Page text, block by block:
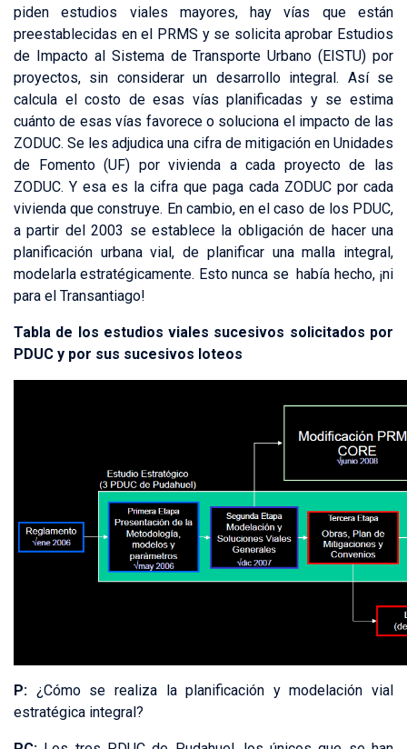
piden estudios viales mayores, hay vías que están
preestablecidas en el PRMS y se solicita aprobar Estudios
de Impacto al Sistema de Transporte Urbano (EISTU) por
proyectos, sin considerar un desarrollo integral. Así se
calcula el costo de esas vías planificadas y se estima
cuánto de esas vías favorece o soluciona el impacto de las
ZODUC. Se les adjudica una cifra de mitigación en Unidades
de Fomento (UF) por vivienda a cada proyecto de las
ZODUC. Y esa es la cifra que paga cada ZODUC por cada
vivienda que construye. En cambio, en el caso de los PDUC,
a partir del 2003 se establece la obligación de hacer una
planificación urbana vial, de planificar una malla integral,
modelarla estratégicamente. Esto nunca se había hecho, ¡ni
para el Transantiago!
Tabla de los estudios viales sucesivos solicitados por
PDUC y por sus sucesivos loteos
P: ¿Cómo se realiza la planificación y modelación vial
estratégica integral?